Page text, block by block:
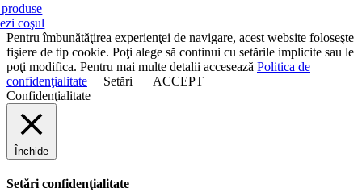
coşul
Pentru îmbunătăţirea experienţei de navigare, acest website foloseşte
fişiere de tip cookie. Poţi alege să continui cu setările implicite sau le
poţi modifica. Pentru mai multe detalii accesează Politica de
confidenţialitate
Setări
ACCEPT
Confidenţialitate
Închide
Setări confidenţialitate